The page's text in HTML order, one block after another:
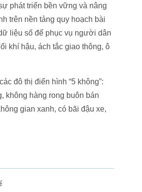
phát triển bền vững và nâng
trên nền tảng quy hoạch bài
liệu số để phục vụ người dân
khí hậu, ách tắc giao thông, ô
đô thị điển hình “5 không”:
không hàng rong buôn bán
gian xanh, có bãi đậu xe,